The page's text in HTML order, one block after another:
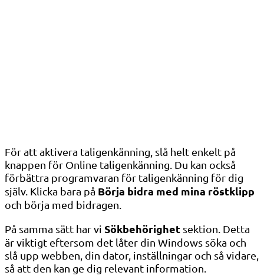
För att aktivera taligenkänning, slå helt enkelt på
knappen för Online taligenkänning. Du kan också
förbättra programvaran för taligenkänning för dig
själv. Klicka bara på Börja bidra med mina röstklipp
och börja med bidragen.
På samma sätt har vi Sökbehörighet sektion. Detta
är viktigt eftersom det låter din Windows söka och
slå upp webben, din dator, inställningar och så vidare,
så att den kan ge dig relevant information.